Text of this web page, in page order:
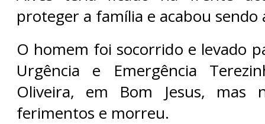
proteger a família e acabou sendo
O homem foi socorrido e levado
Urgência e Emergência
Oliveira, em Bom Jesus, mas
ferimentos e morreu.